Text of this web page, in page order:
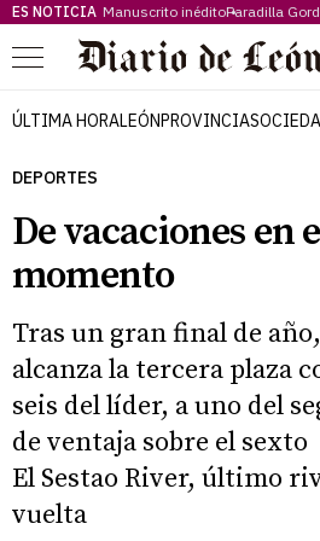
ES NOTICIA Manuscrito inéditoParadilla
Menú
ÚLTIMA HORALEÓNPROVINCIA
DEPORTES
De vacaciones en
momento
Tras un gran final de
alcanza la tercera plaza
seis del líder, a uno del
de ventaja sobre el sexto
El Sestao River, último
vuelta